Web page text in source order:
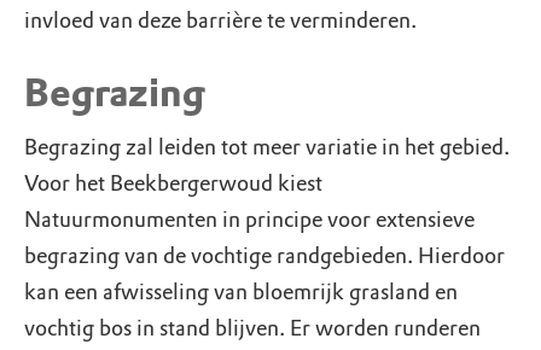
invloed van deze barrière te verminderen.
Begrazing
Begrazing zal leiden tot meer variatie in het gebied.
Voor het Beekbergerwoud kiest
Natuurmonumenten in principe voor extensieve
begrazing van de vochtige randgebieden. Hierdoor
kan een afwisseling van bloemrijk grasland en
vochtig bos in stand blijven. Er worden runderen